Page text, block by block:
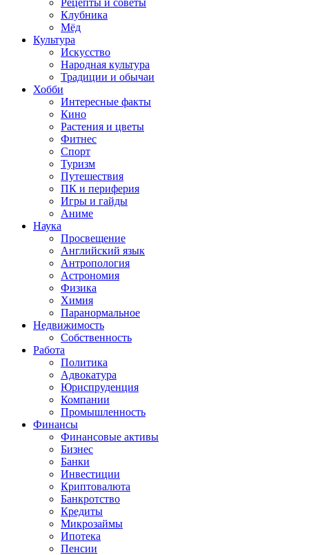
Рецепты и советы
Клубника
Мёд
Культура
Искусство
Народная культура
Традиции и обычаи
Хобби
Интересные факты
Кино
Растения и цветы
Фитнес
Спорт
Туризм
Путешествия
ПК и периферия
Игры и гайды
Аниме
Наука
Просвещение
Английский язык
Антропология
Астрономия
Физика
Химия
Паранормальное
Недвижимость
Собственность
Работа
Политика
Адвокатура
Юриспруденция
Компании
Промышленность
Финансы
Финансовые активы
Бизнес
Банки
Инвестиции
Криптовалюта
Банкротство
Кредиты
Микрозаймы
Ипотека
Пенсии